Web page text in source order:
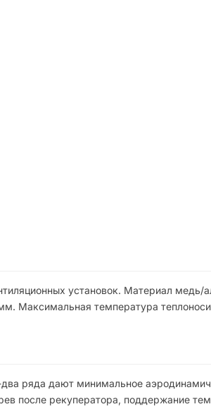
установок. Материал медь/
Максимальная температура
ряда дают минимальное
после рекуператора, поддержание